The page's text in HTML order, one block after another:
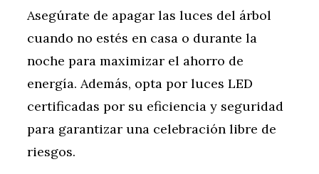
Asegúrate de apagar las luces del árbol
cuando no estés en casa o durante la
noche para maximizar el ahorro de
energía. Además, opta por luces LED
certificadas por su eficiencia y seguridad
para garantizar una celebración libre de
riesgos.